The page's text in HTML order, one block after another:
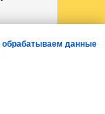
обрабатываем данные